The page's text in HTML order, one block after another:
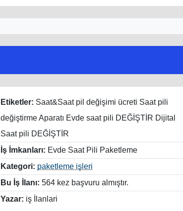
Etiketler: Saat&Saat pil değişimi ücreti Saat pili
değiştirme Aparatı Evde saat pili DEĞİŞTİR Dijital
Saat pili DEĞİŞTİR
İş İmkanları: Evde Saat Pili Paketleme
Kategori: paketleme işleri
Bu İş İlanı: 564 kez başvuru almıştır.
Yazar: iş İlanlari